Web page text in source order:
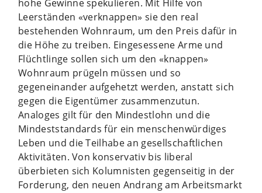
hohe Gewinne spekulieren. Mit Hilfe von
Leerständen «verknappen» sie den real
bestehenden Wohnraum, um den Preis dafür in
die Höhe zu treiben. Eingesessene Arme und
Flüchtlinge sollen sich um den «knappen»
Wohnraum prügeln müssen und so
gegeneinander aufgehetzt werden, anstatt sich
gegen die Eigentümer zusammenzutun.
Analoges gilt für den Mindestlohn und die
Mindeststandards für ein menschenwürdiges
Leben und die Teilhabe an gesellschaftlichen
Aktivitäten. Von konservativ bis liberal
überbieten sich Kolumnisten gegenseitig in der
Forderung, den neuen Andrang am Arbeitsmarkt